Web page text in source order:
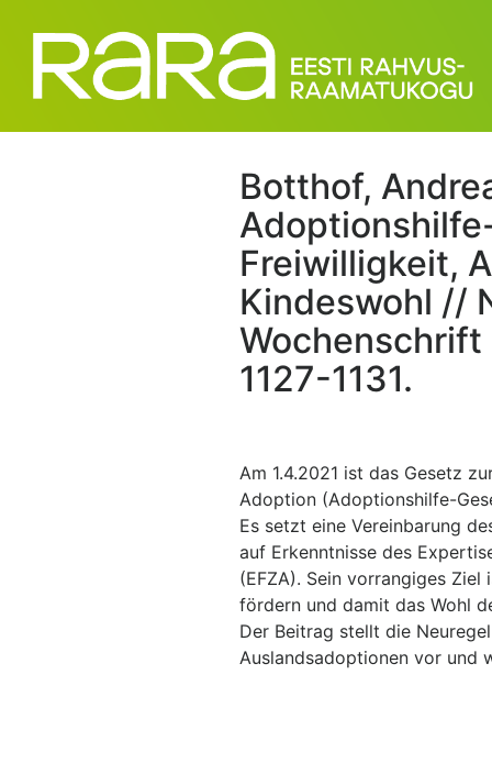
Botthof,
Freiwilligkeit,
Kindeswohl //
Wochenschrift
1127-1131.
Am 1.4.2021 ist das Gesetz
Adoption (Adoptionshilfe-
Es setzt eine Vereinbarung
auf Erkenntnisse des
(EFZA). Sein vorrangiges
fördern und damit das Wohl
Der Beitrag stellt die
Auslandsadoptionen vor und